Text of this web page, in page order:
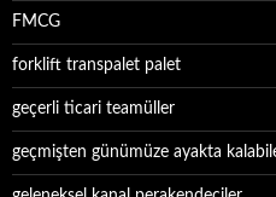
FMCG
forklift transpalet palet
geçerli ticari teamüller
geçmişten günümüze ayakta